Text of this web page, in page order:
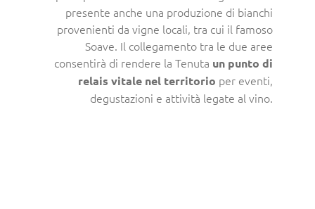
presente anche una produzione di bianchi
provenienti da vigne locali, tra cui il famoso
Soave. Il collegamento tra le due aree
consentirà di rendere la Tenuta un punto di
relais vitale nel territorio per eventi,
degustazioni e attività legate al vino.